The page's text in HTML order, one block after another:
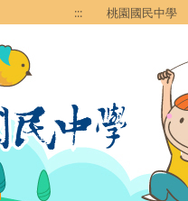
::: 桃園國民中學